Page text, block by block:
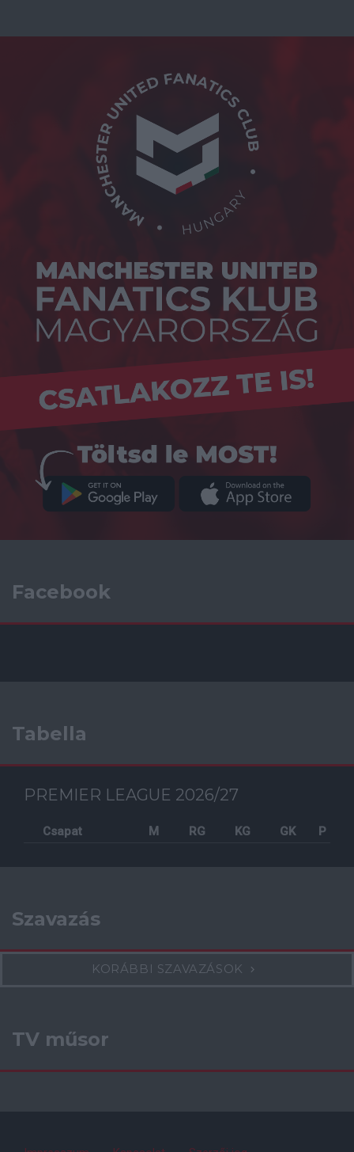
Facebook
Tabella
PREMIER LEAGUE 2026/27
Csapat M RG KG GK P
Szavazás
KORÁBBI SZAVAZÁSOK
TV műsor